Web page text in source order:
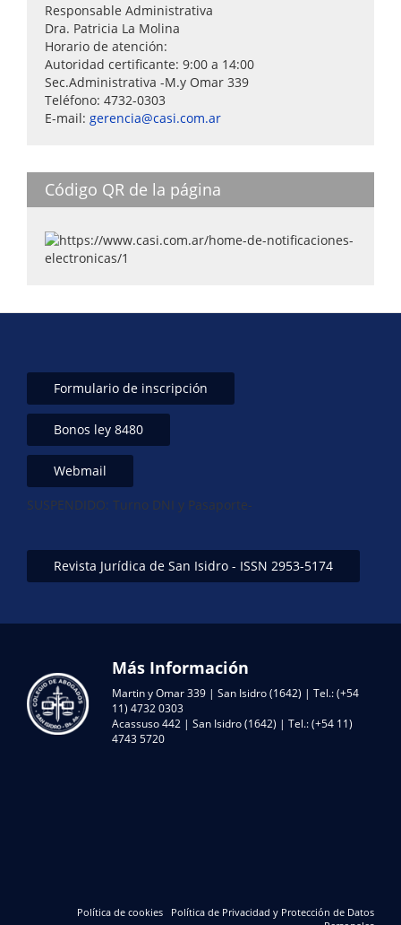
Responsable Administrativa
Dra. Patricia La Molina
Horario de atención:
Autoridad certificante: 9:00 a 14:00
Sec.Administrativa -M.y Omar 339
Teléfono: 4732-0303
E-mail: gerencia@casi.com.ar
Código QR de la página
Formulario de inscripción
Bonos ley 8480
Webmail
SUSPENDIDO: Turno DNI y Pasaporte-
Revista Jurídica de San Isidro - ISSN 2953-5174
Más Información
Martin y Omar 339 | San Isidro (1642) | Tel.: (+54
11) 4732 0303
Acassuso 442 | San Isidro (1642) | Tel.: (+54 11)
4743 5720
Política de cookies
Política de Privacidad y Protección de Datos